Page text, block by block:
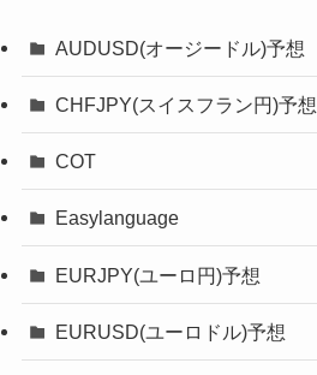
AUDUSD(オージードル)予想
CHFJPY(スイスフラン円)予想
COT
Easylanguage
EURJPY(ユーロ円)予想
EURUSD(ユーロドル)予想